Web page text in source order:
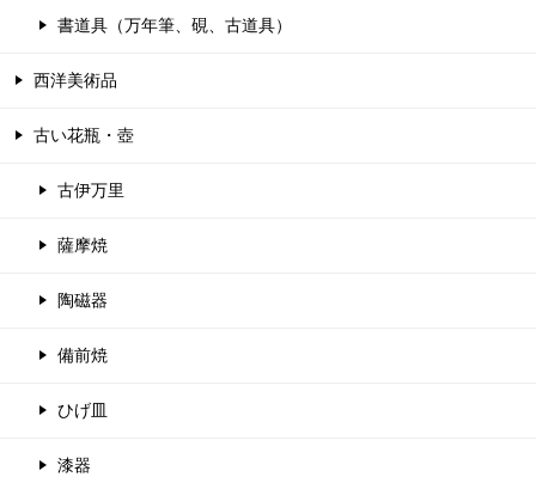
書道具（万年筆、硯、古道具）
西洋美術品
古い花瓶・壺
古伊万里
薩摩焼
陶磁器
備前焼
ひげ皿
漆器